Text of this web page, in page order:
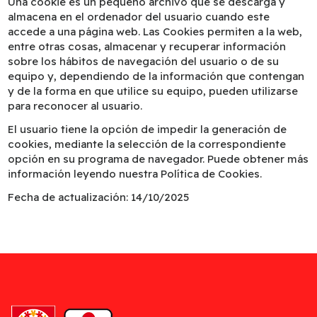
almacena en el ordenador del usuario cuando este
accede a una página web. Las Cookies permiten a la web,
entre otras cosas, almacenar y recuperar información
sobre los hábitos de navegación del usuario o de su
equipo y, dependiendo de la información que contengan
y de la forma en que utilice su equipo, pueden utilizarse
para reconocer al usuario.
El usuario tiene la opción de impedir la generación de
cookies, mediante la selección de la correspondiente
opción en su programa de navegador. Puede obtener más
información leyendo nuestra Política de Cookies.
Fecha de actualización: 14/10/2025